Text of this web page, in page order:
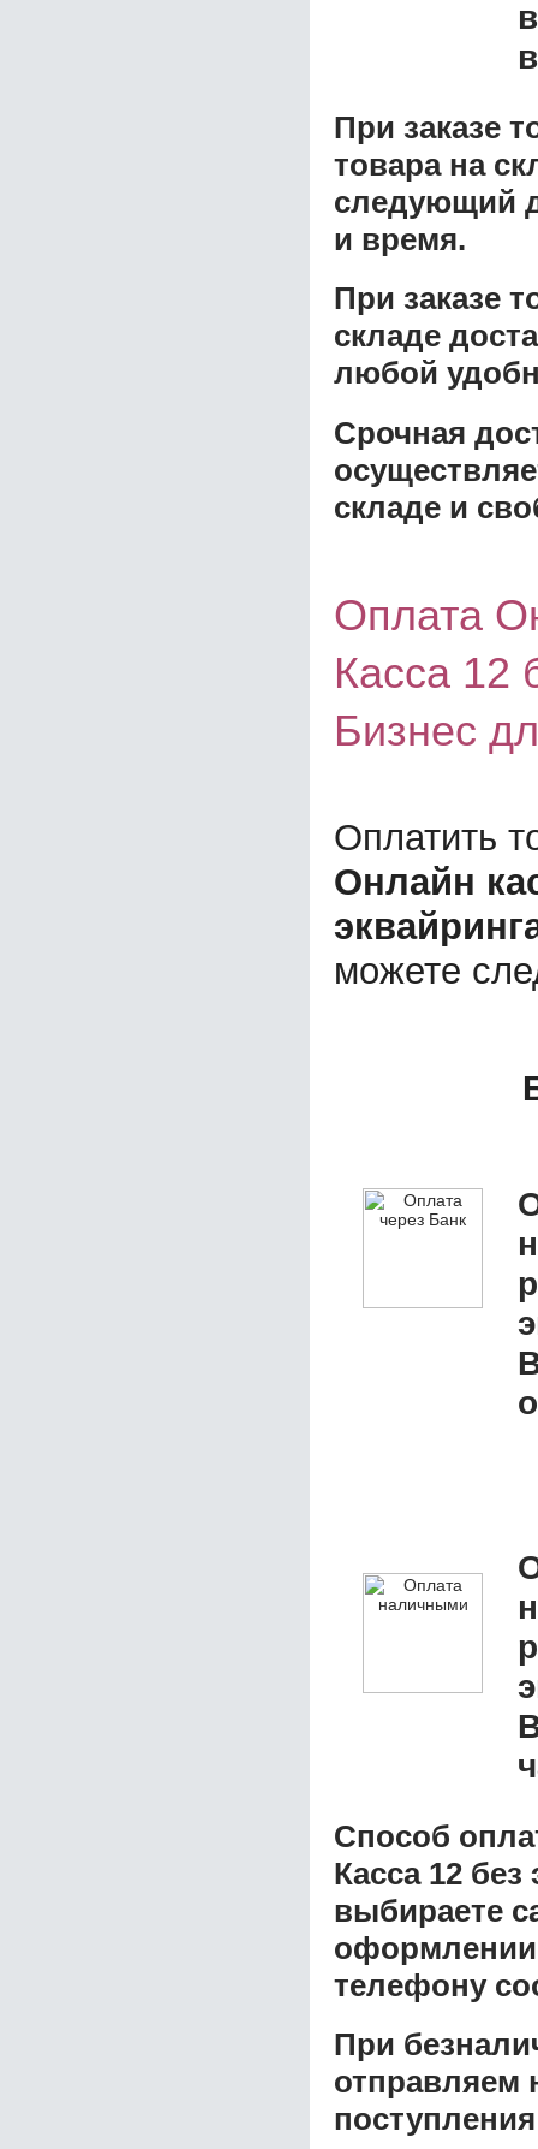
При заказе
товара на
следующий
и время.
При заказе
складе
любой
Срочная
складе и
Оплата
Касса 12
Бизнес
Оплатить
Онлайн
можете
Способ
Касса 12
выбираете
оформлении
телефону
При
отправляем